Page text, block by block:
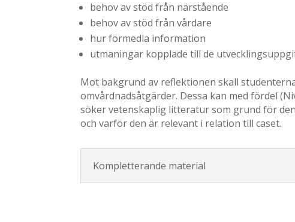
behov av stöd från närstående
behov av stöd från vårdare
hur förmedla information
utmaningar kopplade till de
Mot bakgrund av reflektionen skall
omvårdnadsåtgärder. Dessa kan med fördel
söker vetenskaplig litteratur som grund för
och varför den är relevant i relation till caset.
Kompletterande material